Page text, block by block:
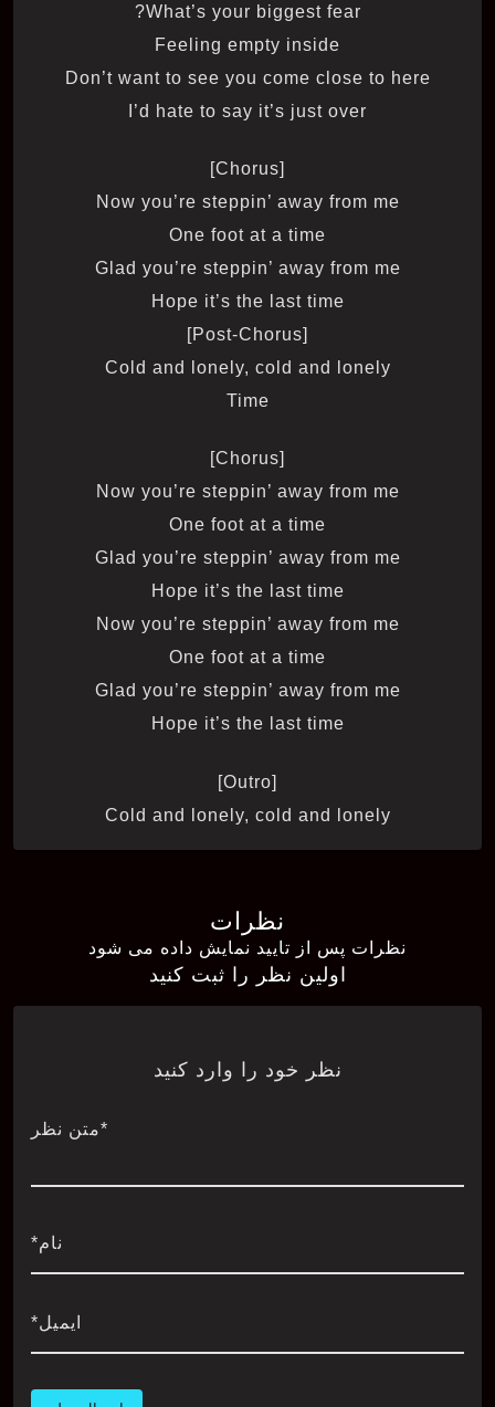
What’s your biggest fear?
Feeling empty inside
Don’t want to see you come close to here
I’d hate to say it’s just over
[Chorus]
Now you’re steppin’ away from me
One foot at a time
Glad you’re steppin’ away from me
Hope it’s the last time
[Post-Chorus]
Cold and lonely, cold and lonely
Time
Now you’re steppin’ away from me
One foot at a time
Glad you’re steppin’ away from me
Hope it’s the last time
Now you’re steppin’ away from me
One foot at a time
Glad you’re steppin’ away from me
Hope it’s the last time
[Outro]
Cold and lonely, cold and lonely
نظرات
نظرات پس از تایید نمایش داده می شود
اولین نظر را ثبت کنید
نظر خود را وارد کنید
*متن نظر
نام*
ایمیل*